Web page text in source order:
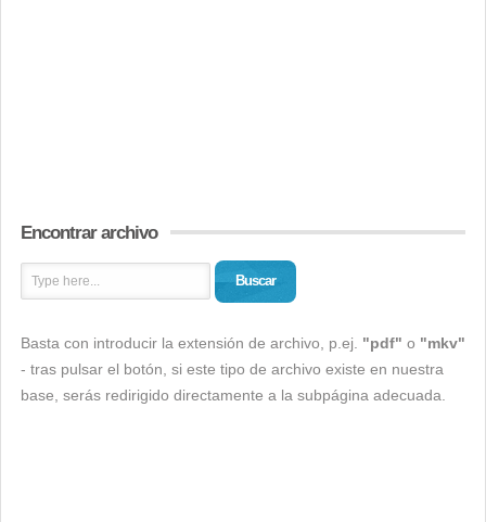
Encontrar archivo
Buscar
Basta con introducir la extensión de archivo, p.ej. "pdf" o "mkv"
- tras pulsar el botón, si este tipo de archivo existe en nuestra
base, serás redirigido directamente a la subpágina adecuada.